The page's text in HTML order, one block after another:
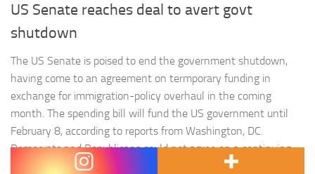
US Senate reaches deal to avert govt
shutdown
The US Senate is poised to end the government shutdown,
having come to an agreement on termporary funding in
exchange for immigration-policy overhaul in the coming
month. The spending bill will fund the US government until
February 8, according to reports from Washington, DC.
Democrats and Republicans could not agree on a continuing
resolution (CR) to…